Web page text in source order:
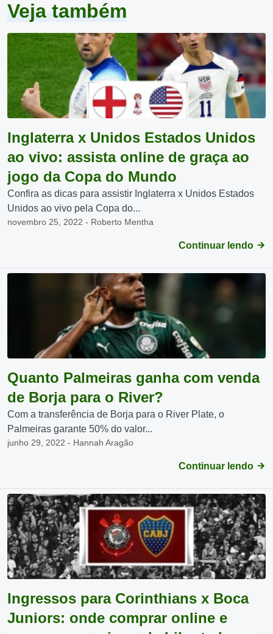
Veja também
Inglaterra x Unidos Estados Unidos
ao vivo: assista online de graça ao
jogo da Copa do Mundo
Confira as dicas para assistir Inglaterra x Unidos Estados
Unidos ao vivo pela Copa do...
novembro 25, 2022 - Roberto Mentha
Continuar lendo
Quanto Palmeiras ganha com venda
de Borja para o River?
Com a transferência de Borja para o River Plate, o
Palmeiras garante 50% do valor...
junho 29, 2022 - Hannah Aragão
Continuar lendo
Ingressos para Corinthians x Boca
Juniors: onde comprar online e